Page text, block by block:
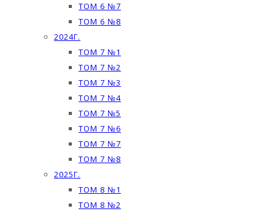
ТОМ 6 №7
ТОМ 6 №8
2024Г.
ТОМ 7 №1
ТОМ 7 №2
ТОМ 7 №3
ТОМ 7 №4
ТОМ 7 №5
ТОМ 7 №6
ТОМ 7 №7
ТОМ 7 №8
2025Г.
ТОМ 8 №1
ТОМ 8 №2